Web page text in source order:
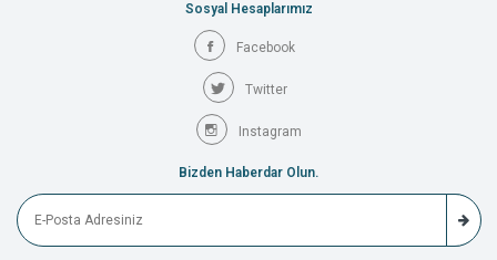
Sosyal Hesaplarımız
Facebook
Twitter
Instagram
Bizden Haberdar Olun.